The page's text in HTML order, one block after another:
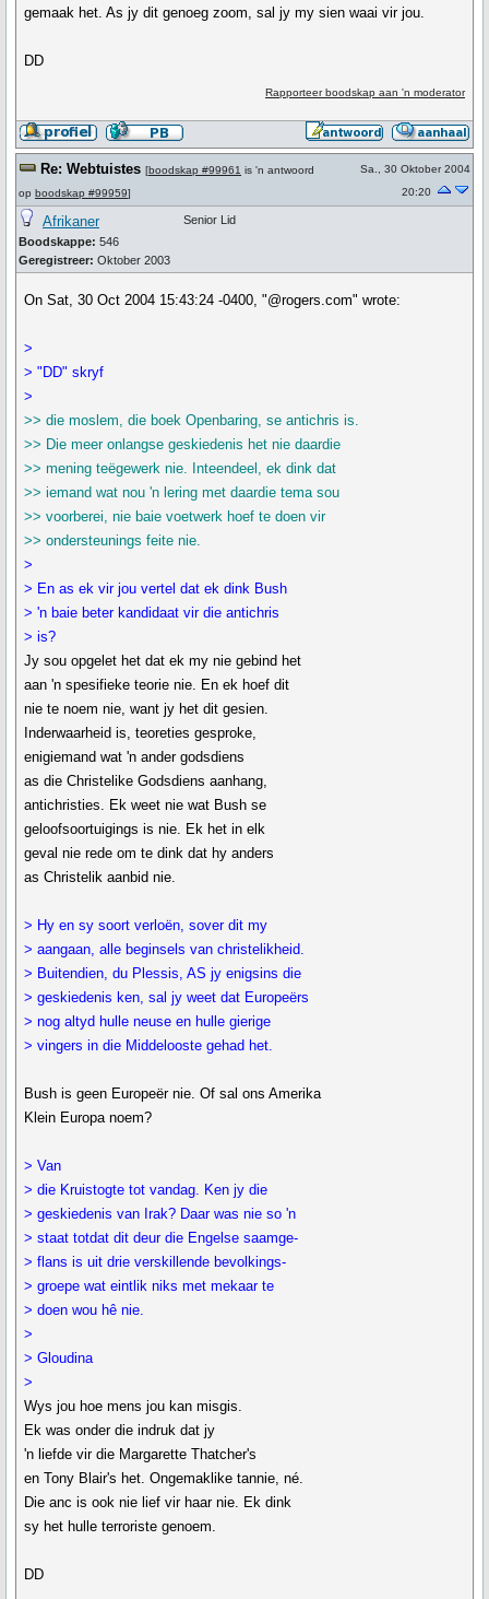
gemaak het. As jy dit genoeg zoom, sal jy my sien waai vir jou.
DD
Rapporteer boodskap aan 'n moderator
Re: Webtuistes [boodskap #99961 is 'n antwoord
op boodskap #99959]
Sa., 30 Oktober 2004
20:20
Afrikaner
Boodskappe: 546
Geregistreer: Oktober 2003
Senior Lid
On Sat, 30 Oct 2004 15:43:24 -0400, "@rogers.com" wrote:
>
> "DD" skryf
>
>> die moslem, die boek Openbaring, se antichris is.
>> Die meer onlangse geskiedenis het nie daardie
>> mening teëgewerk nie. Inteendeel, ek dink dat
>> iemand wat nou 'n lering met daardie tema sou
>> voorberei, nie baie voetwerk hoef te doen vir
>> ondersteunings feite nie.
>
> En as ek vir jou vertel dat ek dink Bush
> 'n baie beter kandidaat vir die antichris
> is?
Jy sou opgelet het dat ek my nie gebind het
aan 'n spesifieke teorie nie. En ek hoef dit
nie te noem nie, want jy het dit gesien.
Inderwaarheid is, teoreties gesproke,
enigiemand wat 'n ander godsdiens
as die Christelike Godsdiens aanhang,
antichristies. Ek weet nie wat Bush se
geloofsoortuigings is nie. Ek het in elk
geval nie rede om te dink dat hy anders
as Christelik aanbid nie.
> Hy en sy soort verloën, sover dit my
> aangaan, alle beginsels van christelikheid.
> Buitendien, du Plessis, AS jy enigsins die
> geskiedenis ken, sal jy weet dat Europeërs
> nog altyd hulle neuse en hulle gierige
> vingers in die Middelooste gehad het.
Bush is geen Europeër nie. Of sal ons Amerika
Klein Europa noem?
> Van
> die Kruistogte tot vandag. Ken jy die
> geskiedenis van Irak? Daar was nie so 'n
> staat totdat dit deur die Engelse saamge-
> flans is uit drie verskillende bevolkings-
> groepe wat eintlik niks met mekaar te
> doen wou hê nie.
>
> Gloudina
>
Wys jou hoe mens jou kan misgis.
Ek was onder die indruk dat jy
'n liefde vir die Margarette Thatcher's
en Tony Blair's het. Ongemaklike tannie, né.
Die anc is ook nie lief vir haar nie. Ek dink
sy het hulle terroriste genoem.
DD